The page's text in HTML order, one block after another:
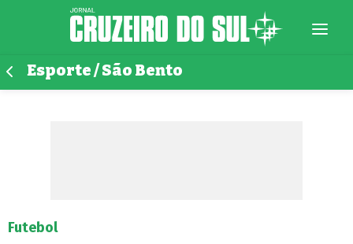
Esporte / São Bento
Futebol